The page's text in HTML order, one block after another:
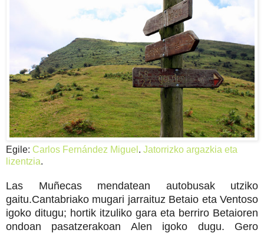
Egile: Carlos Fernández Miguel . Jatorrizko argazkia eta
lizentzia.
Las Muñecas mendatean autobusak utziko
gaitu.Cantabriako mugari jarraituz Betaio eta Ventoso
igoko ditugu; hortik itzuliko gara eta berriro Betaioren
ondoan pasatzerakoan Alen igoko dugu. Gero